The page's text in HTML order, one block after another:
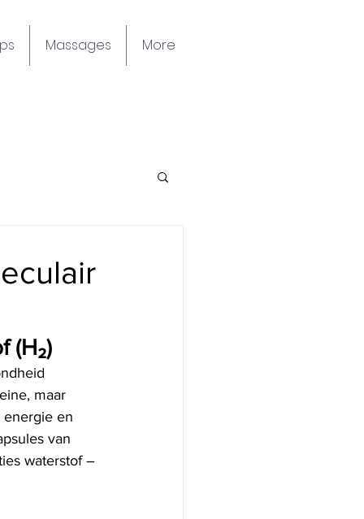
Massages More
(H₂)
maar
en
van
waterstof –